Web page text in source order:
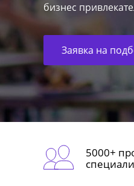
бизнес
Заявка на
5000+